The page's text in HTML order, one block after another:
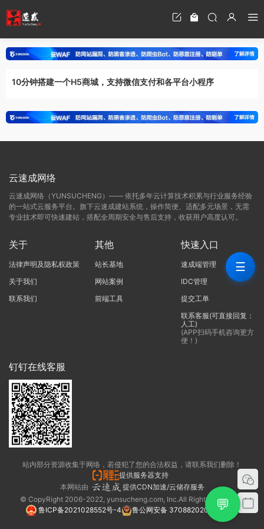
10分钟搭建一个H5商城，支持微信支付和各平台小程序
云速成网络
云速成网络（YUNSUCHENG）—— 依托多年云计算技术积累与行业服务经验
的一站式云服务平台。旗下云速成建站系统，操作简便、适配多元场景，无需
专业技术即可快速建站，搭配全周期安全与售后支持，收获用户高度认可。
关于
法律声明及隐私权政策
关于我们
联系我们
其他
站长基地
网站案例
前端工具
快速入口
速成端管理
IDC管理
提交工单
联系客服(可直接回复：
人工)
(APP扫码手机咨询更方
便！)
钉钉在线客服
站内部分资源收集于网络，若侵犯了您的合法权益，请联系我们删除！
提供服务器支持
本网站由
提供CDN加速/云储存服务
© CopyRight 2006-2022, yunsucheng.com, Inc.All Rights Reserved.
鲁ICP备2021028552号-4
鲁公网安备 37088202000325号
💬
☰